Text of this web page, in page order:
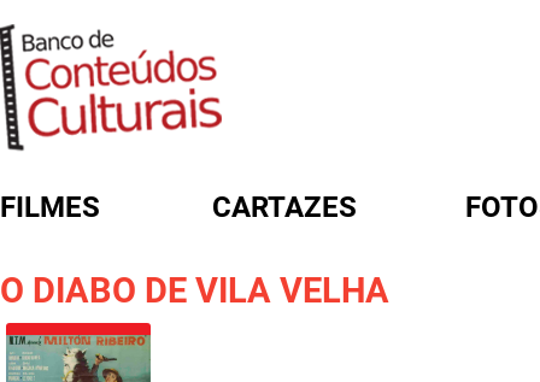
FILMES CARTAZES
O DIABO DE VILA VELHA
FORMULÁRIO DE BUSCA